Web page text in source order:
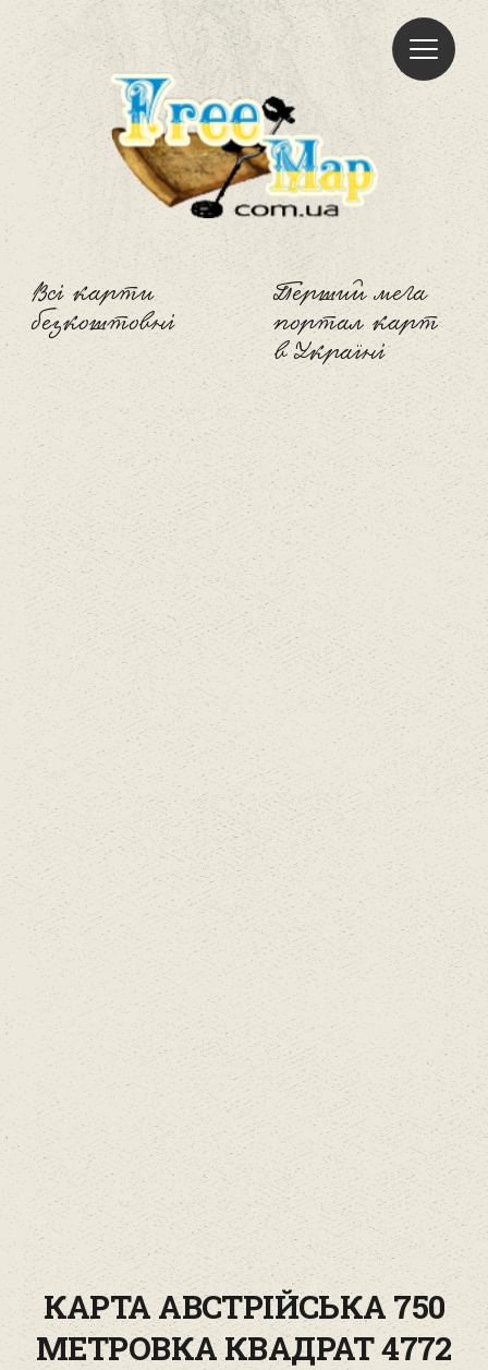
Всі карти
безкоштовні
Freemap
Перший мега
портал карт
в Україні
КАРТА АВСТРІЙСЬКА 750
МЕТРОВКА КВАДРАТ 4772